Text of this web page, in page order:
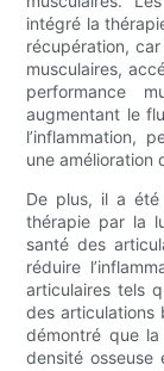
intégré la
récupération,
musculaires,
performance
augmentant le
l’inflammation,
une amélioration
De plus, il a été
thérapie par la
santé des
réduire
articulaires tels
des articulations
démontré que
densité osseuse